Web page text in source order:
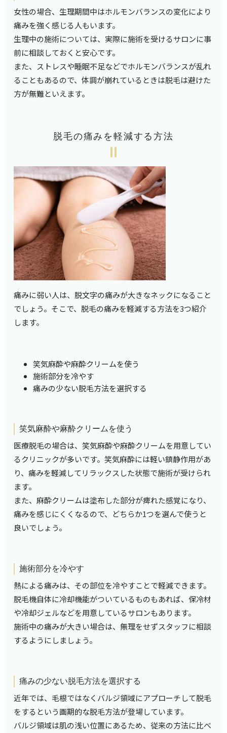
女性の場合、生理期間中はホルモンバランスの変化により
痛みを強く感じる人もいます。
生理中の施術については、実際に施術を受けるサロンに事
前に相談しておくと安心です。
また、ストレスや睡眠不足などでホルモンバランスが乱れ
ることもあるので、体調が崩れているときは脱毛は避けた
方が無難といえます。
脱毛の痛みを軽減する方法
痛みに弱い人は、脱文字の痛みが大きなネックになること
でしょう。そこで、脱毛の痛みを軽減する方法を3つ紹介
します。
笑気麻酔や麻酔クリームを使う
施術部分を冷やす
痛みの少ない脱毛方法を選択する
笑気麻酔や麻酔クリームを使う
医療脱毛の場合は、笑気麻酔や麻酔クリームを用意してい
るクリニックが多いです。笑気麻酔には軽い鎮静作用があ
り、痛みを軽減してリラックスした状態で施術が受けられ
ます。
また、麻酔クリームは塗布した部分が痺れた感覚になり、
痛みを感じにくくなるので、どちらか1つを選んで使うと
良いでしょう。
施術部分を冷やす
熱による痛みは、その部位を冷やすことで軽減できます。
脱毛機自体に冷却機能がついているものもあれば、保冷材
や冷却ジェルなどを用意しているサロンもあります。
施術中の痛みが大きい場合は、無理をせずスタッフに相談
するようにしましょう。
痛みの少ない脱毛方法を選択する
近年では、毛根ではなくバルジ領域にアプローチして脱毛
をするという画期的な脱毛方法が登場しています。
バルジ領域は肌の浅い位置にあるため、従来の方法に比べ